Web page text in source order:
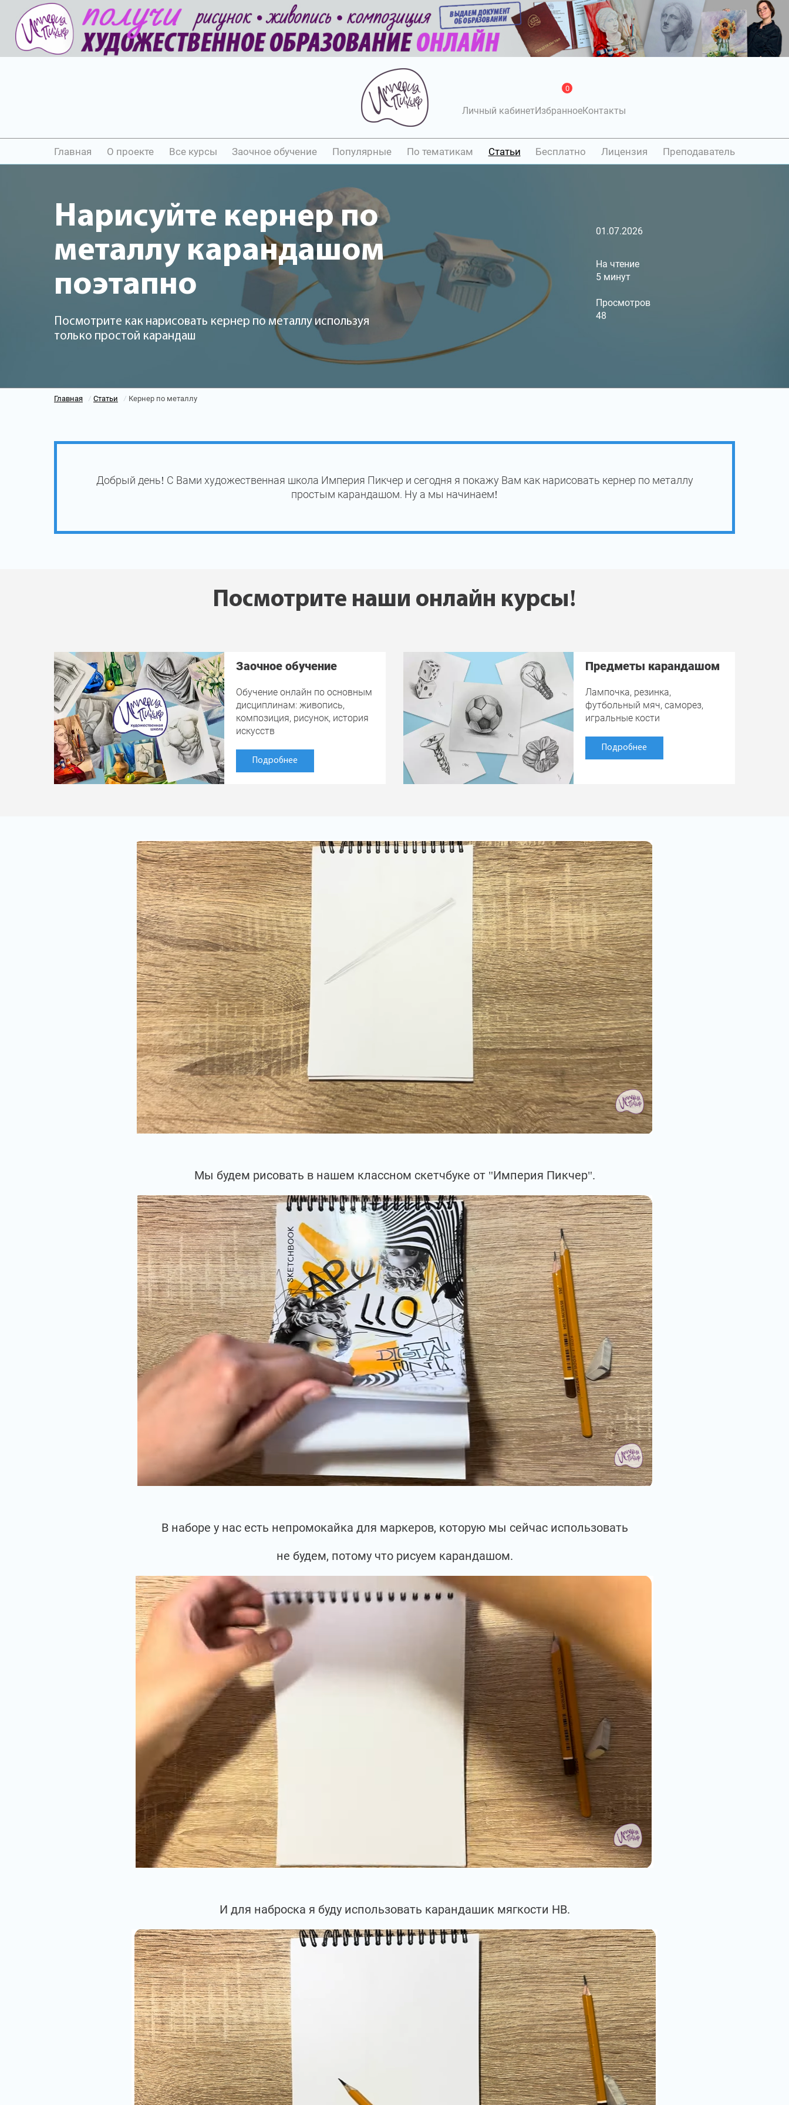
Личный кабинетИзбранное
0
Контакты
Главная О проекте Все курсы Заочное обучение Популярные По тематикам Статьи Бесплатно Лицензия Преподаватель
Нарисуйте кернер по
металлу карандашом
поэтапно
Посмотрите как нарисовать кернер по металлу используя
только простой карандаш
01.07.2026
На чтение
5 минут
Просмотров
48
Главная / Статьи / Кернер по металлу
Добрый день! С Вами художественная школа Империя Пикчер и сегодня я покажу Вам как нарисовать кернер по металлу
простым карандашом. Ну а мы начинаем!
Посмотрите наши онлайн курсы!
Заочное обучение
Обучение онлайн по основным
дисциплинам: живопись,
композиция, рисунок, история
искусств
Подробнее
Предметы карандашом
Лампочка, резинка,
футбольный мяч, саморез,
игральные кости
Подробнее
Мы будем рисовать в нашем классном скетчбуке от "Империя Пикчер".
В наборе у нас есть непромокайка для маркеров, которую мы сейчас использовать
не будем, потому что рисуем карандашом.
И для наброска я буду использовать карандашик мягкости НВ.